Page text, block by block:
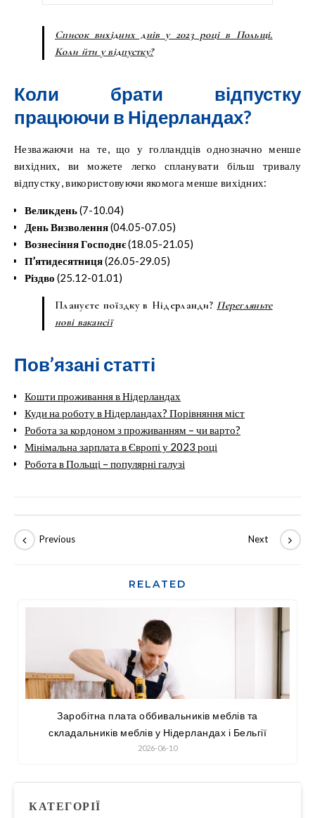
Список вихідних днів у 2023 році в Польщі.
Коли йти у відпустку?
Коли брати відпустку
працюючи в Нідерландах?
Незважаючи на те, що у голландців однозначно менше
вихідних, ви можете легко спланувати більш тривалу
відпустку, використовуючи якомога менше вихідних:
Великдень(7-10.04)
День Визволення(04.05-07.05)
Вознесіння Господнє(18.05-21.05)
П’ятидесятниця(26.05-29.05)
Різдво (25.12-01.01)
Плануєте поїздку в Нідерланди? Перегляньте
нові вакансії
Пов’язані статті
Кошти проживання в Нідерландах
Куди на роботу в Нідерландах? Порівняння міст
Робота за кордоном з проживанням – чи варто?
Мінімальна зарплата в Європі у 2023 році
Робота в Польщі – популярні галузі
RELATED
Заробітна плата оббивальників меблів та
складальників меблів у Нідерландах і Бельгії
2026-06-10
КАТЕГОРІЇ